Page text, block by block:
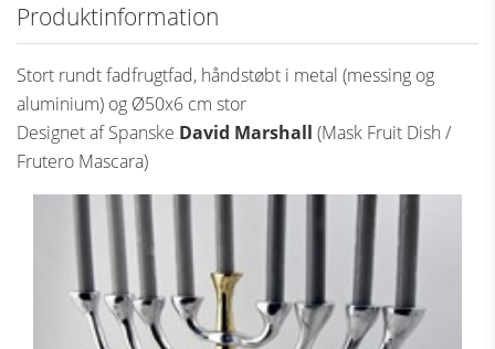
Produktinformation
Stort rundt fadfrugtfad, håndstøbt i metal (messing og
aluminium) og Ø50x6 cm stor
Designet af Spanske David Marshall (Mask Fruit Dish /
Frutero Mascara)